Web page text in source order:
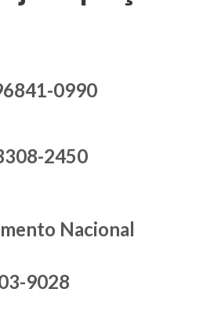
0990
2450
Nacional
9028